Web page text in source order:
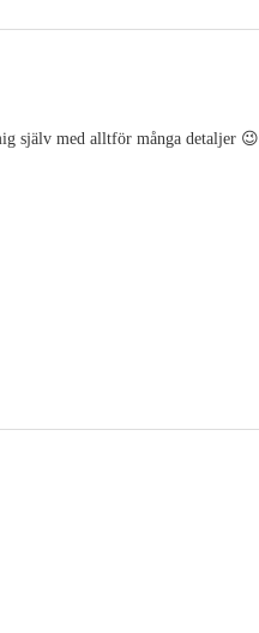
själv med alltför många detaljer 😉